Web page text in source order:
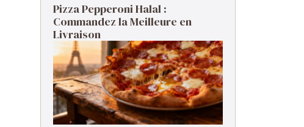
Pizza Pepperoni Halal :
Commandez la Meilleure en
Livraison